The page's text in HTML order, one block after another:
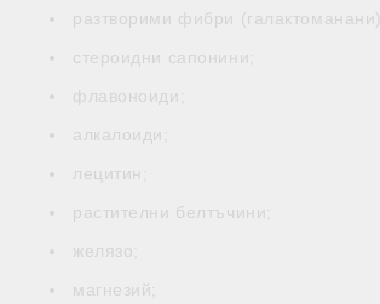
разтворими фибри (галактоманани);
стероидни сапонини;
флавоноиди;
алкалоиди;
лецитин;
растителни белтъчини;
желязо;
магнезий;